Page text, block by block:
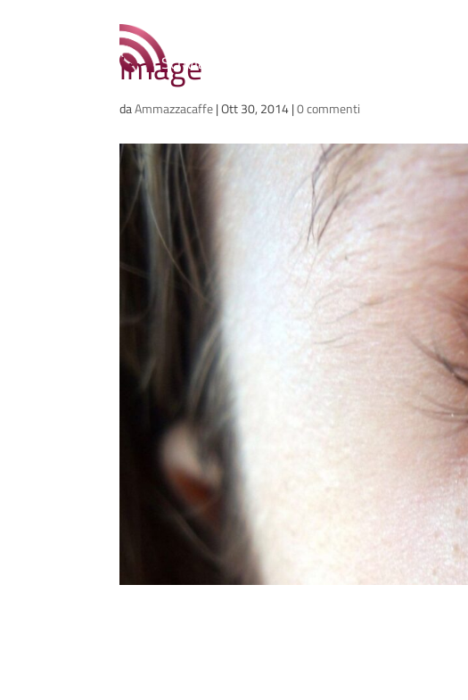
Ammazzacaffè
Scriviamo cose, intervistiamo gente
image
daAmmazzacaffe|Ott 30, 2014|0 commenti